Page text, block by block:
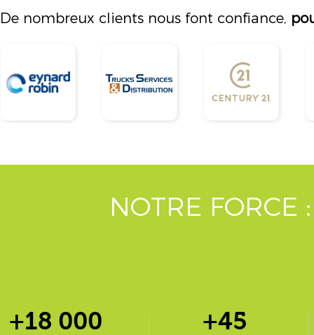
De nombreux clients nous font confiance,
NOTRE FORCE
+45
+18 000